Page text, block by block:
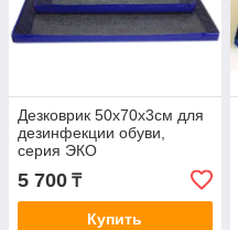
Дезковрик 50x70x3см для
дезинфекции обуви,
серия ЭКО
5 700 ₸
Купить